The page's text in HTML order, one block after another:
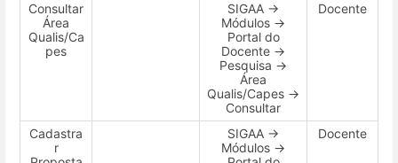
Consultar
Área
Qualis/Ca
pes
SIGAA →
Módulos →
Portal do
Docente →
Pesquisa →
Área
Qualis/Capes →
Consultar
Docente
Cadastra
r
SIGAA →
Módulos →
Docente